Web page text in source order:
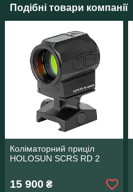
Подібні товари компанії
Коліматорний приціл
HOLOSUN SCRS RD 2
15 900 ₴